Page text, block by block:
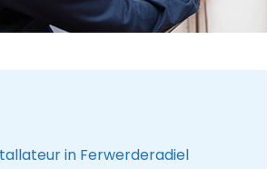
in Ferwerderadiel